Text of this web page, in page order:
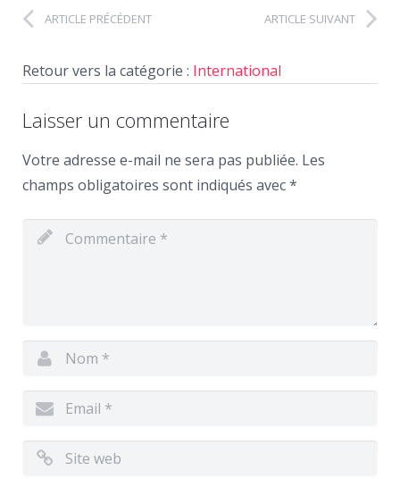
ARTICLE PRÉCÉDENT ARTICLE SUIVANT
Retour vers la catégorie : International
Laisser un commentaire
Votre adresse e-mail ne sera pas publiée. Les
champs obligatoires sont indiqués avec*